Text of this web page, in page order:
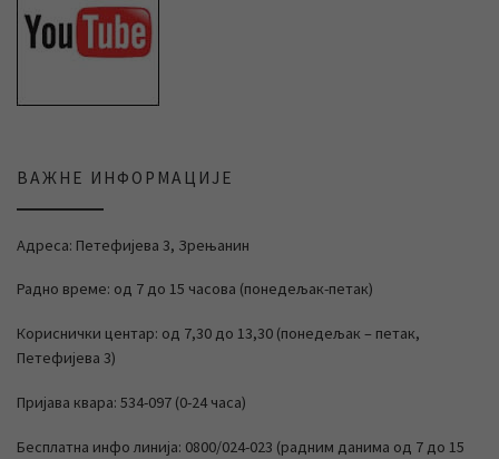
ВАЖНЕ ИНФОРМАЦИЈЕ
Адреса: Петефијева 3, Зрењанин
Радно време: од 7 до 15 часова (понедељак-петак)
Кориснички центар: од 7,30 до 13,30 (понедељак – петак,
Петефијева 3)
Пријава квара: 534-097 (0-24 часа)
Бесплатна инфо линија: 0800/024-023 (радним данима од 7 до 15